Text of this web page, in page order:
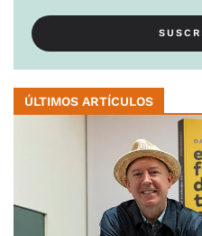
ÚLTIMOS ARTÍCULOS